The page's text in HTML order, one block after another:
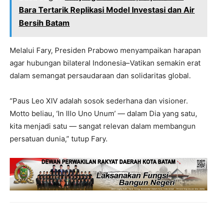
Bara Tertarik Replikasi Model Investasi dan Air
Bersih Batam
Melalui Fary, Presiden Prabowo menyampaikan harapan
agar hubungan bilateral Indonesia–Vatikan semakin erat
dalam semangat persaudaraan dan solidaritas global.
“Paus Leo XIV adalah sosok sederhana dan visioner.
Motto beliau, ‘In Illo Uno Unum’ — dalam Dia yang satu,
kita menjadi satu — sangat relevan dalam membangun
persatuan dunia,” tutup Fary.